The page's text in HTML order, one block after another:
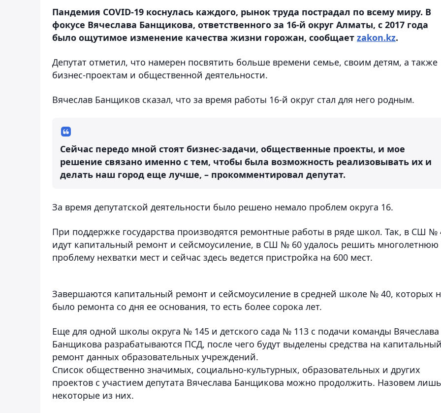
Пандемия COVID-19 коснулась каждого, рынок труда пострадал по всему миру. В
фокусе Вячеслава Банщикова, ответственного за 16-й округ Алматы, c 2017 года
было ощутимое изменение качества жизни горожан, сообщает zakon.kz.
Депутат отметил, что намерен посвятить больше времени семье, своим детям, а также
бизнес-проектам и общественной деятельности.
Вячеслав Банщиков сказал, что за время работы 16-й округ стал для него родным.
Сейчас передо мной стоят бизнес-задачи, общественные проекты, и мое
решение связано именно с тем, чтобы была возможность реализовывать их и
делать наш город еще лучше, – прокомментировал депутат.
За время депутатской деятельности было решено немало проблем округа 16.
При поддержке государства производятся ремонтные работы в ряде школ. Так, в СШ №
идут капитальный ремонт и сейсмоусиление, в СШ № 60 удалось решить многолетнюю
проблему нехватки мест и сейчас здесь ведется пристройка на 600 мест.
Завершаются капитальный ремонт и сейсмоусиление в средней школе № 40, которых
было ремонта со дня ее основания, то есть более сорока лет.
Еще для одной школы округа № 145 и детского сада № 113 с подачи команды Вячеслава
Банщикова разрабатываются ПСД, после чего будут выделены средства на капитальный
ремонт данных образовательных учреждений.
Список общественно значимых, социально-культурных, образовательных и других
проектов с участием депутата Вячеслава Банщикова можно продолжить. Назовем лишь
некоторые из них.